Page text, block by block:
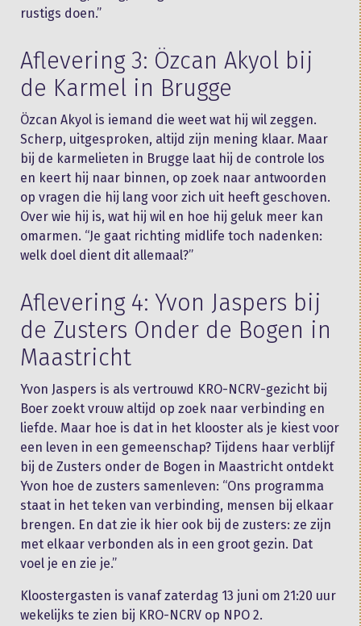
rustigs doen.”
Aflevering 3: Özcan Akyol bij
de Karmel in Brugge
Özcan Akyol is iemand die weet wat hij wil zeggen.
Scherp, uitgesproken, altijd zijn mening klaar. Maar
bij de karmelieten in Brugge laat hij de controle los
en keert hij naar binnen, op zoek naar antwoorden
op vragen die hij lang voor zich uit heeft geschoven.
Over wie hij is, wat hij wil en hoe hij geluk meer kan
omarmen. “Je gaat richting midlife toch nadenken:
welk doel dient dit allemaal?”
Aflevering 4: Yvon Jaspers bij
de Zusters Onder de Bogen in
Maastricht
Yvon Jaspers is als vertrouwd KRO-NCRV-gezicht bij
Boer zoekt vrouw altijd op zoek naar verbinding en
liefde. Maar hoe is dat in het klooster als je kiest voor
een leven in een gemeenschap? Tijdens haar verblijf
bij de Zusters onder de Bogen in Maastricht ontdekt
Yvon hoe de zusters samenleven: “Ons programma
staat in het teken van verbinding, mensen bij elkaar
brengen. En dat zie ik hier ook bij de zusters: ze zijn
met elkaar verbonden als in een groot gezin. Dat
voel je en zie je.”
Kloostergasten is vanaf zaterdag 13 juni om 21:20 uur
wekelijks te zien bij KRO-NCRV op NPO 2.